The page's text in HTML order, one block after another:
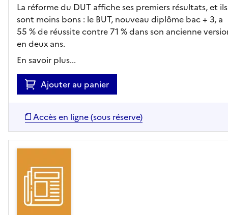
La réforme du DUT affiche ses premiers résultats, et ils
sont moins bons : le BUT, nouveau diplôme bac + 3, a
55 % de réussite contre 71 % dans son ancienne
en deux ans.
En savoir plus...
Ajouter au panier
Accès en ligne (sous réserve)